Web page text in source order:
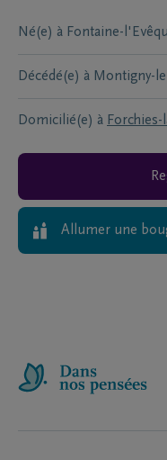
Né(e) à Fontaine-
Décédé(e) à Montigny-
Domicilié(e) à Forchies-
Allumer une